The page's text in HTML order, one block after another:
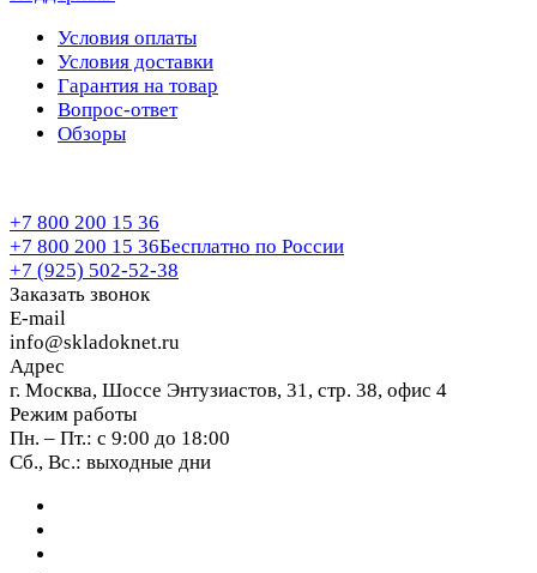
Условия оплаты
Условия доставки
Гарантия на товар
Вопрос-ответ
Обзоры
+7 800 200 15 36
+7 800 200 15 36Бесплатно по России
+7 (925) 502-52-38
Заказать звонок
E-mail
info@skladoknet.ru
Адрес
г. Москва, Шоссе Энтузиастов, 31, стр. 38, офис 4
Режим работы
Пн. – Пт.: с 9:00 до 18:00
Сб., Вс.: выходные дни